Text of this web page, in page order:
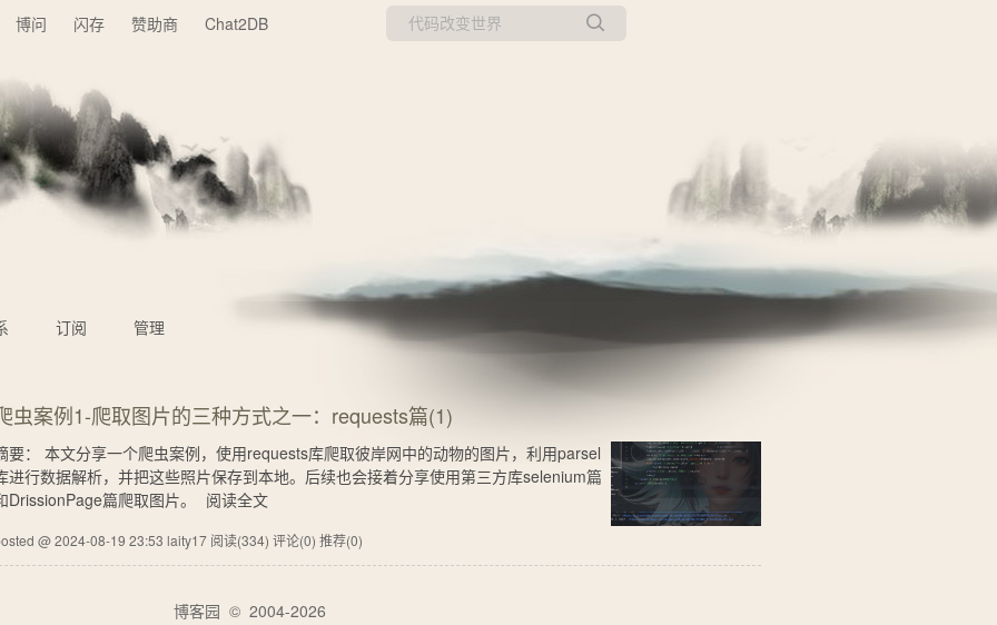
博问 闪存 赞助商 Chat2DB
订阅 管理
虫案例1-爬取图片的三种方式之一：requests篇(1)
要： 本文分享一个爬虫案例，使用requests库爬取彼岸网中的动物的图片，利用parsel
进行数据解析，并把这些照片保存到本地。后续也会接着分享使用第三方库selenium篇
DrissionPage篇爬取图片。
阅读全文
@ 2024-08-19 23:53 laity17 阅读(334) 评论(0) 推荐(0)
博客园 © 2004-2026